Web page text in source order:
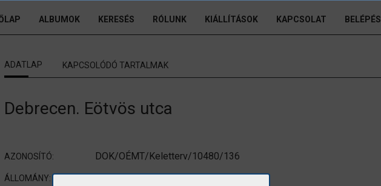
ALBUMOK KERESÉS RÓLUNK KIÁLLÍTÁSOK KAPCSOLAT BELÉPÉS
ADATLAP KAPCSOLÓDÓ TARTALMAK
Debrecen. Eötvös utca
AZONOSÍTÓ: DOK/OÉMT/Keletterv/10480/136
ÁLLOMÁNY: Tervdokumentációból